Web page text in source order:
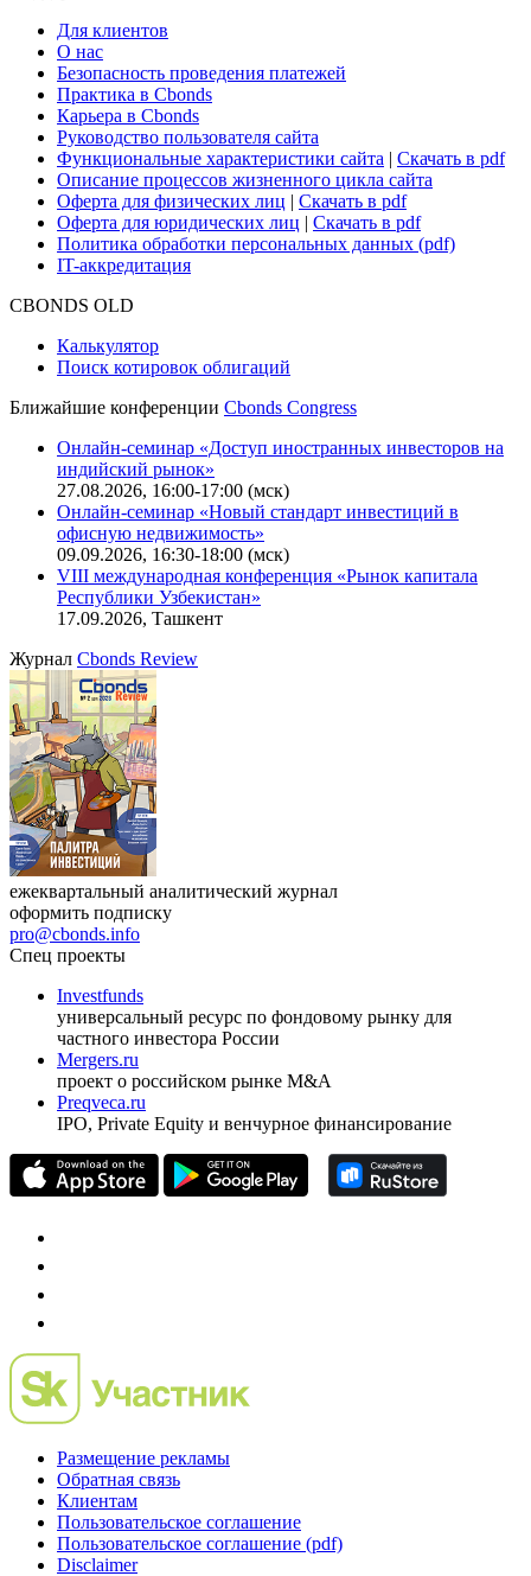
Глоссарий
Поддержка
Для клиентов
О нас
Безопасность проведения платежей
Практика в Cbonds
Карьера в Cbonds
Руководство пользователя сайта
Функциональные характеристики сайта|Скачать в pdf
Описание процессов жизненного цикла сайта
Оферта для физических лиц
Оферта для юридических лиц
IT-аккредитация
Поиск котировок облигаций
Ближайшие конференцииCbonds Congress
Онлайн-семинар «Доступ иностранных инвесторов на
индийский рынок»
27.08.2026, 16:00-17:00 (мск)
Онлайн-семинар «Новый стандарт инвестиций в
офисную недвижимость»
VIII международная конференция «Рынок капитала
Республики Узбекистан»
17.09.2026, Ташкент
ЖурналCbonds Review
ежеквартальный аналитический журнал
оформить подписку
pro@cbonds.info
Спец проекты
Investfunds
универсальный ресурс по фондовому рынку для
частного инвестора России
проект о российском рынке M&A
Preqveca.ru
Размещение рекламы
Обратная связь